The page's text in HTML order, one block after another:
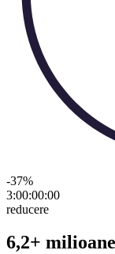
-37%
3:00:00:00
reducere
6,2+ milioane